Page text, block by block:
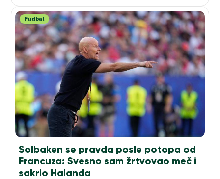
Fudbal
Solbaken se pravda posle potopa od
Francuza: Svesno sam žrtvovao meč i
sakrio Halanda